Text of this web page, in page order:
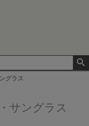
グラス
サングラス